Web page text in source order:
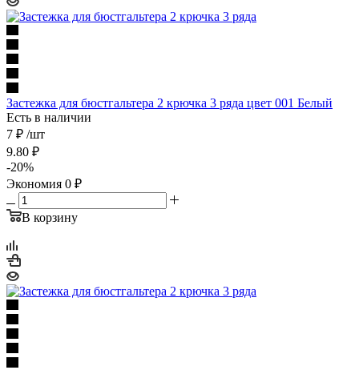
Застежка для бюстгальтера 2 крючка 3 ряда цвет 001 Белый
Есть в наличии
7 ₽ /шт
9.80 ₽
-20%
Экономия 0 ₽
В корзину